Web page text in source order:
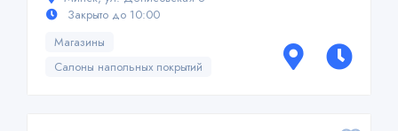
Закрыто до 10:00
Магазины
Салоны напольных покрытий